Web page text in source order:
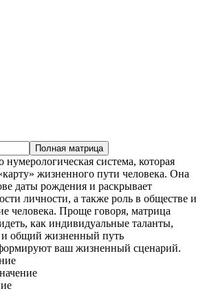
Полная матрица
система, которая
жизненного пути человека. Она
даты рождения и раскрывает
личности, а также роль в обществе и
человека. Проще говоря, матрица
как индивидуальные таланты,
и общий жизненный путь
ваш жизненный сценарий.